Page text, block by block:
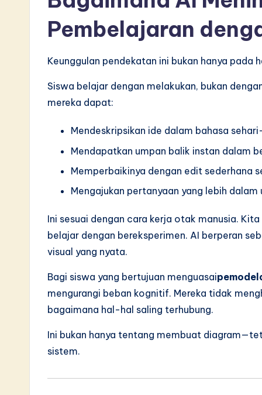
Pembelajaran
Keunggulan pendekatan ini bukan hanya
Siswa belajar dengan melakukan, bukan
mereka dapat:
Mendeskripsikan ide dalam bahasa
Mendapatkan umpan balik instan dalam
Memperbaikinya dengan edit sederhana
Mengajukan pertanyaan yang lebih
Ini sesuai dengan cara kerja otak manusia.
belajar dengan bereksperimen. AI berperan
visual yang nyata.
Bagi siswa yang bertujuan menguasai
mengurangi beban kognitif. Mereka tidak
bagaimana hal-hal saling terhubung.
Ini bukan hanya tentang membuat
sistem.